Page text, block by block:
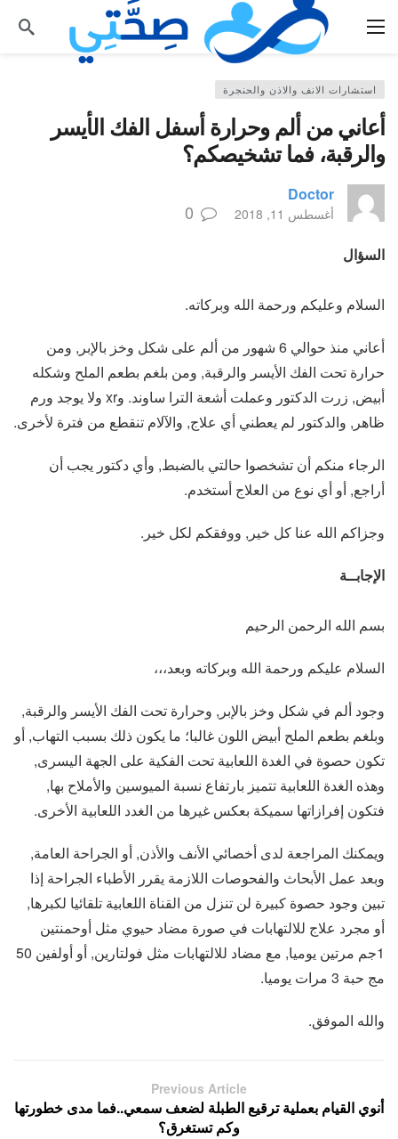
استشارات الانف والاذن والحنجرة
أعاني من ألم وحرارة أسفل الفك الأيسر
والرقبة، فما تشخيصكم؟
Doctor
أغسطس 11, 2018 0
السؤال
السلام وعليكم ورحمة الله وبركاته.
أعاني منذ حوالي 6 شهور من ألم على شكل وخز بالإبر, ومن
حرارة تحت الفك الأيسر والرقبة, ومن بلغم بطعم الملح وشكله
أبيض, زرت الدكتور وعملت أشعة الترا ساوند. وxr ولا يوجد ورم
ظاهر, والدكتور لم يعطني أي علاج, والآلام تنقطع من فترة لأخرى.
الرجاء منكم أن تشخصوا حالتي بالضبط, وأي دكتور يجب أن
أراجع, أو أي نوع من العلاج أستخدم.
وجزاكم الله عنا كل خير, ووفقكم لكل خير.
الإجابــة
بسم الله الرحمن الرحيم
السلام عليكم ورحمة الله وبركاته وبعد،،،
وجود ألم في شكل وخز بالإبر, وحرارة تحت الفك الأيسر والرقبة,
وبلغم بطعم الملح أبيض اللون غالبا؛ ما يكون ذلك بسبب التهاب, أو
تكون حصوة في الغدة اللعابية تحت الفكية على الجهة اليسرى,
وهذه الغدة اللعابية تتميز بارتفاع نسبة الميوسين والأملاح بها,
فتكون إفرازاتها سميكة بعكس غيرها من الغدد اللعابية الأخرى.
ويمكنك المراجعة لدى أخصائي الأنف والأذن, أو الجراحة العامة,
وبعد عمل الأبحاث والفحوصات اللازمة يقرر الأطباء الجراحة إذا
تبين وجود حصوة كبيرة لن تنزل من القناة اللعابية تلقائيا لكبرها,
أو مجرد علاج للالتهابات في صورة مضاد حيوي مثل أوحمنتين
1جم مرتين يوميا, مع مضاد للالتهابات مثل فولتارين, أو أولفين 50
مج حبة 3 مرات يوميا.
والله الموفق.
Previous Article
أنوي القيام بعملية ترقيع الطبلة لضعف سمعي..فما مدى خطورتها
وكم تستغرق؟